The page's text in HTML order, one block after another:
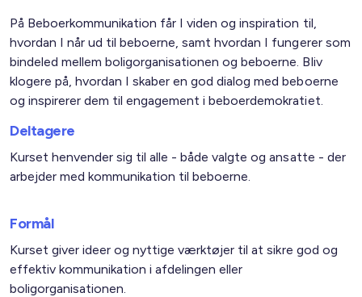
På Beboerkommunikation får I viden og inspiration til,
hvordan I når ud til beboerne, samt hvordan I fungerer som
bindeled mellem boligorganisationen og beboerne. Bliv
klogere på, hvordan I skaber en god dialog med beboerne
og inspirerer dem til engagement i beboerdemokratiet.
Deltagere
Kurset henvender sig til alle - både valgte og ansatte - der
arbejder med kommunikation til beboerne.
Formål
Kurset giver ideer og nyttige værktøjer til at sikre god og
effektiv kommunikation i afdelingen eller
boligorganisationen.